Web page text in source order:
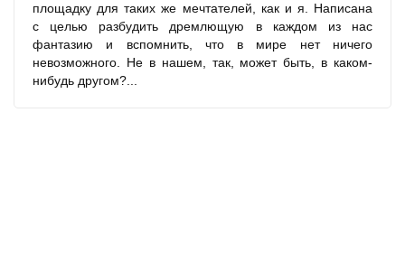
площадку для таких же мечтателей, как и я. Написана
с целью разбудить дремлющую в каждом из нас
фантазию и вспомнить, что в мире нет ничего
невозможного. Не в нашем, так, может быть, в каком-
нибудь другом?...